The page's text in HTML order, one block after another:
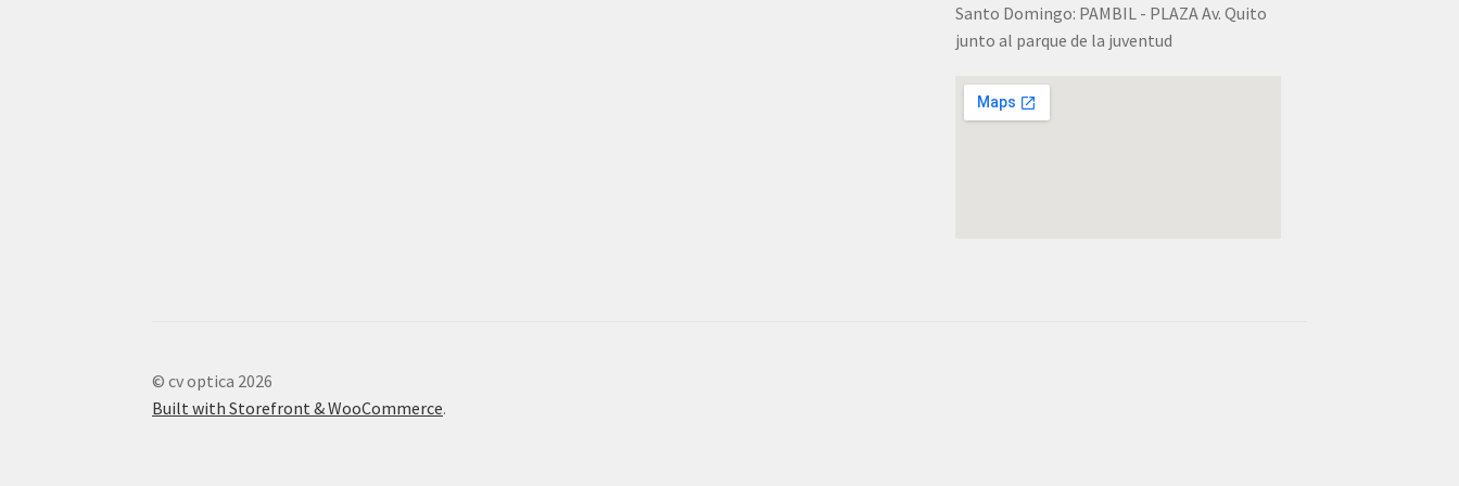
Santo Domingo: PAMBIL - PLAZA Av. Quito
junto al parque de la juventud
© cv optica 2026
Built with Storefront & WooCommerce.